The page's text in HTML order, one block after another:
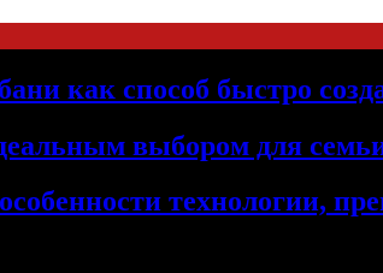
как способ быстро
выбором для
технологии,